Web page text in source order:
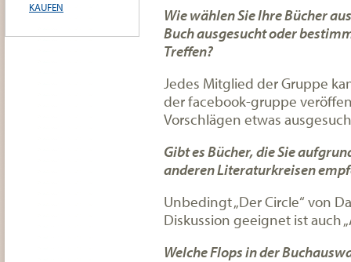
Wie wählen Sie Ihre Bücher
Buch ausgesucht oder
Treffen?
Jedes Mitglied der Gruppe
der facebook-gruppe
Vorschlägen etwas
Gibt es Bücher, die Sie
anderen Literaturkreisen
Unbedingt „Der Circle“ von
Diskussion geeignet ist auch
Welche Flops in der
KAUFEN